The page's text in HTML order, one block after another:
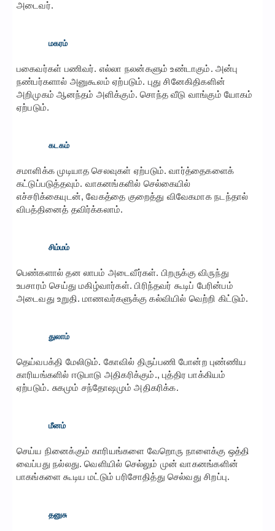
அடைவர்.
மகரம்
பகைவர்கள் பணிவர். எல்லா நலன்களும் உண்டாகும். அன்பு
நண்பர்களால் அனுகூலம் ஏற்படும். புது சினேகிதிகளின்
அறிமுகம் ஆனந்தம் அளிக்கும். சொந்த வீடு வாங்கும் யோகம்
ஏற்படும்.
கடகம்
சமாளிக்க முடியாத செலவுகள் ஏற்படும். வார்த்தைகளைக்
கட்டுப்படுத்தவும். வாகனங்களில் செல்கையில்
எச்சரிக்கையுடன், வேகத்தை குறைத்து விவேகமாக நடந்தால்
விபத்தினைத் தவிர்க்கலாம்.
சிம்மம்
பெண்களால் தன லாபம் அடைவீர்கள். பிறருக்கு விருந்து
உபசாரம் செய்து மகிழ்வார்கள். பிரிந்தவர் கூடிப் பேரின்பம்
அடைவது உறுதி. மாணவர்களுக்கு கல்வியில் வெற்றி கிட்டும்.
துலாம்
தெய்வபக்தி மேலிடும். கோவில் திருப்பணி போன்ற புண்ணிய
காரியங்களில் ஈடுபாடு அதிகரிக்கும்., புத்திர பாக்கியம்
ஏற்படும். சுகமும் சந்தோஷமும் அதிகரிக்க.
மீனம்
செய்ய நினைக்கும் காரியங்களை வேறொரு நாளைக்கு ஒத்தி
வைப்பது நல்லது. வெளியில் செல்லும் முன் வாகனங்களின்
பாகங்களை கூடிய மட்டும் பரிசோதித்து செல்வது சிறப்பு.
தனுசு